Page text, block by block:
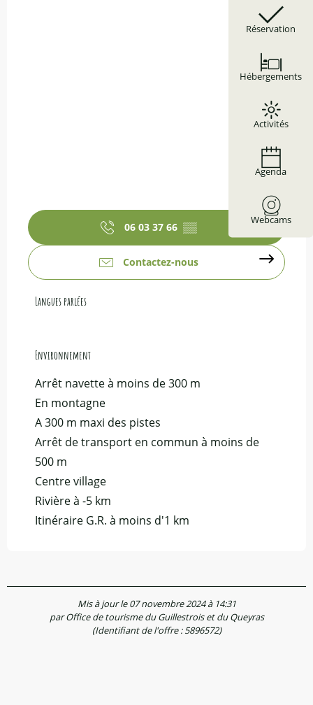
Réservation
Hébergements
Activités
Agenda
Webcams
06 03 37 66 ▒▒
Contactez-nous
Langues parlées
Langues parlées
Environnement
Environnement
Arrêt navette à moins de 300 m
En montagne
A 300 m maxi des pistes
Arrêt de transport en commun à moins de
500 m
Centre village
Rivière à -5 km
Itinéraire G.R. à moins d'1 km
Mis à jour le 07 novembre 2024 à 14:31
par Office de tourisme du Guillestrois et du Queyras
(Identifiant de l'offre :5896572)